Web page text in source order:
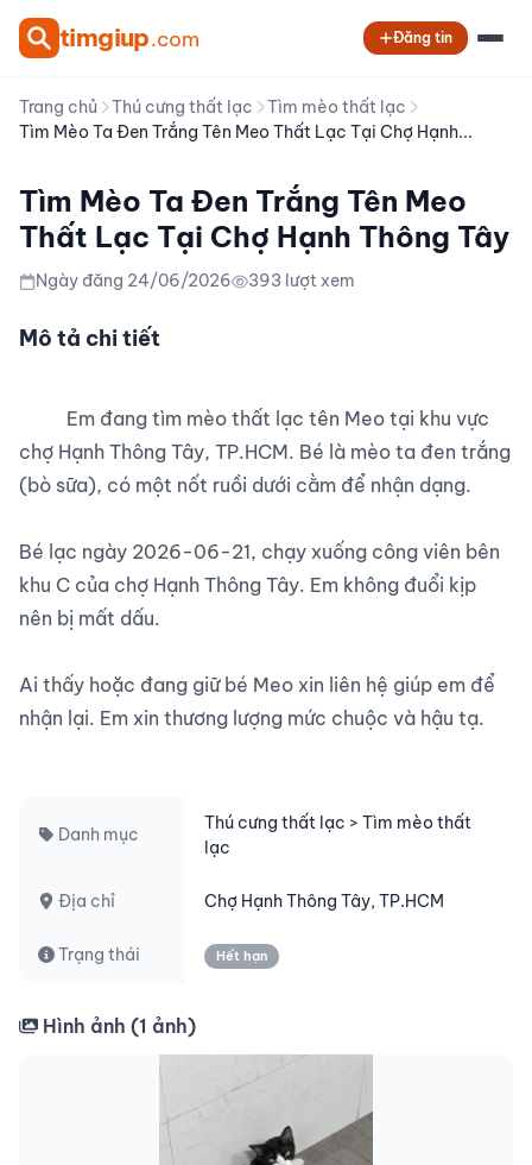
timgiup.com Đăng tin
Trang chủ Thú cưng thất lạc
Tìm mèo thất lạc
Tìm Mèo Ta Đen Trắng Tên Meo Thất Lạc Tại Chợ Hạnh...
Tìm Mèo Ta Đen Trắng Tên Meo
Thất Lạc Tại Chợ Hạnh Thông Tây
Ngày đăng 24/06/2026 393 lượt xem
Mô tả chi tiết
chợ Hạnh Thông Tây, TP.HCM. Bé là mèo ta đen trắng
(bò sữa), có một nốt ruồi dưới cằm để nhận dạng.
Bé lạc ngày 2026-06-21, chạy xuống công viên bên
khu C của chợ Hạnh Thông Tây. Em không đuổi kịp
nên bị mất dấu.
Ai thấy hoặc đang giữ bé Meo xin liên hệ giúp em để
nhận lại. Em xin thương lượng mức chuộc và hậu tạ.
Danh mục
Thú cưng thất lạc > Tìm mèo thất
lạc
Địa chỉ Chợ Hạnh Thông Tây, TP.HCM
Trạng thái Hết hạn
Hình ảnh (1 ảnh)